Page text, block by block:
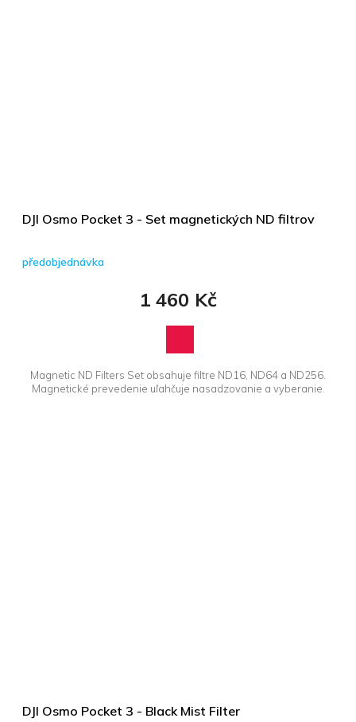
DJI Osmo Pocket 3 - Set magnetických ND filtrov
předobjednávka
1 460 Kč
Magnetic ND Filters Set obsahuje filtre ND16, ND64 a ND256.
Magnetické prevedenie uľahčuje nasadzovanie a vyberanie.
DJI Osmo Pocket 3 - Black Mist Filter